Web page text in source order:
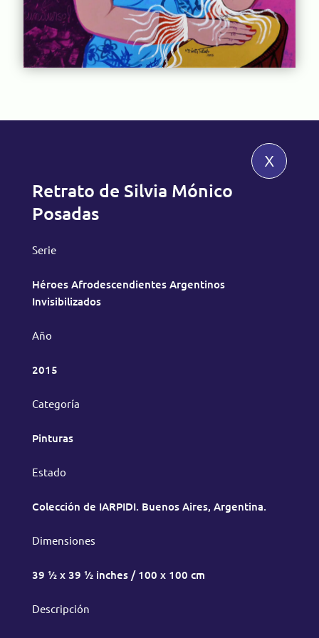
x
Retrato de Silvia Mónico
Posadas
Serie
Héroes Afrodescendientes Argentinos
Invisibilizados
Año
2015
Categoría
Pinturas
Estado
Colección de IARPIDI. Buenos Aires, Argentina.
Dimensiones
39 ½ x 39 ½ inches / 100 x 100 cm
Descripción